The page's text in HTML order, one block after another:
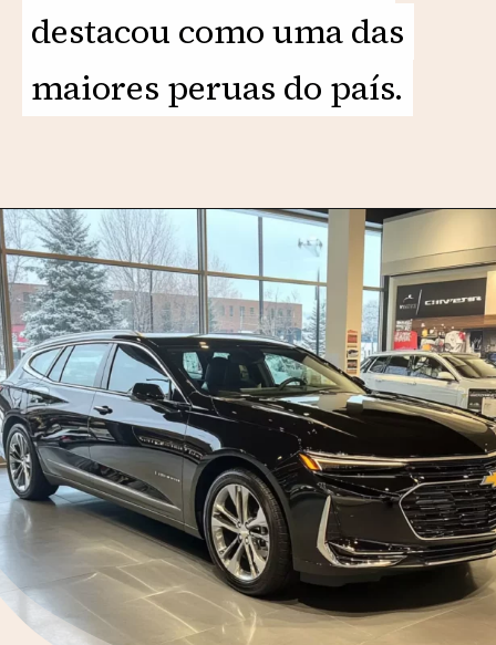
destacou como uma das
maiores peruas do país.
destacou como uma das
maiores peruas do país.
Opening